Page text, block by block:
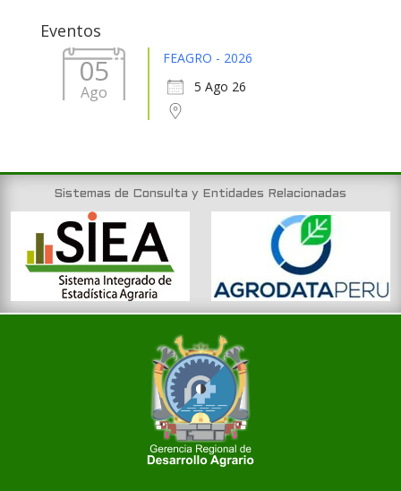
Eventos
05
Ago
FEAGRO - 2026
5 Ago 26
Sistemas de Consulta y Entidades Relacionadas